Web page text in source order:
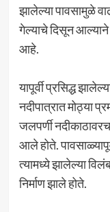
झालेल्या पावसामुळे
गेल्याचे दिसून आल्याने
आहे.
यापूर्वी प्रसिद्ध
नदीपात्रात मोठ्या
जलपर्णी
आले होते.
त्यामध्ये झालेल्या
निर्माण झाले होते.